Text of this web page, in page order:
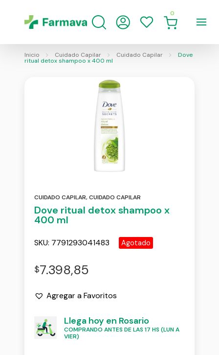
0
Inicio Cuidado Capilar Cuidado Capilar Dove
ritual detox shampoo x 400 ml
CUIDADO CAPILAR,CUIDADO CAPILAR
Dove ritual detox shampoo x
400 ml
SKU: 7791293041483 Agotado
$7.398,85
Agregar a Favoritos
Llega hoy en Rosario
COMPRANDO ANTES DE LAS 17 HS (LUN A
VIER)